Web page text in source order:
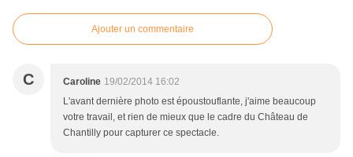
Ajouter un commentaire
C Caroline 19/02/2014 16:02
L'avant dernière photo est époustouflante, j'aime beaucoup
votre travail, et rien de mieux que le cadre du Château de
Chantilly pour capturer ce spectacle.